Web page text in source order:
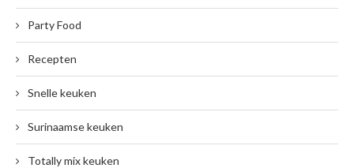
Party Food
Recepten
Snelle keuken
Surinaamse keuken
Totally mix keuken